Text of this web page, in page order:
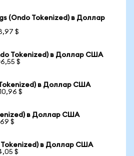
(Ondo Tokenized) в Доллар
$
Tokenized) в Доллар США
$
в Доллар США
$
в Доллар США
$
в Доллар США
$